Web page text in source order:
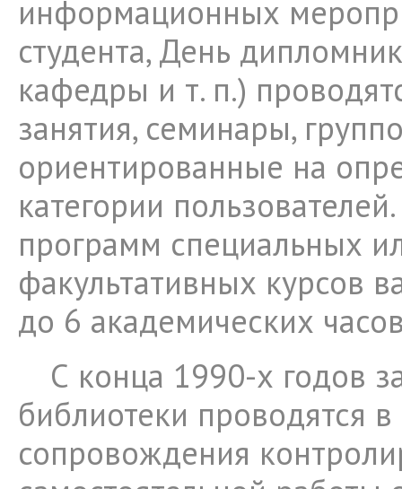
информационных
студента, День
кафедры и т. п.)
занятия, семинары,
ориентированные на
категории
программ специальных
факультативных курсов
до 6 академических
С конца 1990-х годов
библиотеки проводятся
сопровождения